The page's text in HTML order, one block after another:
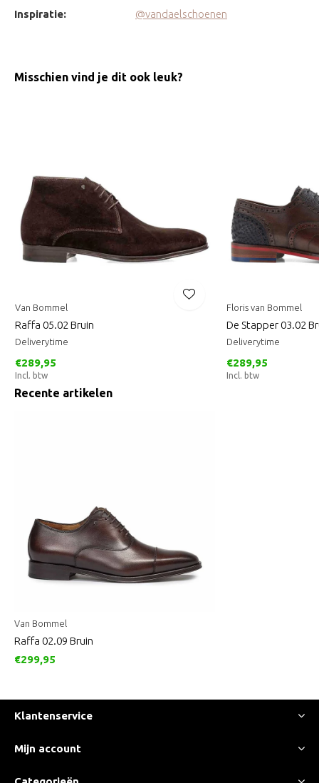
Inspiratie:
@vandaelschoenen
Misschien vind je dit ook leuk?
Van Bommel
Raffa 05.02 Bruin
Deliverytime
€289,95
Incl. btw
Floris van Bommel
De Stapper 03.02
Deliverytime
€289,95
Incl. btw
Recente artikelen
Van Bommel
Raffa 02.09 Bruin
€299,95
Klantenservice
Mijn account